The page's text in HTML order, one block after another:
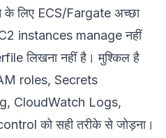
लिए ECS/Fargate अच्छा
instances manage नहीं
लिखना नहीं है। मुश्किल है
roles, Secrets
CloudWatch Logs,
को सही तरीके से जोड़ना।